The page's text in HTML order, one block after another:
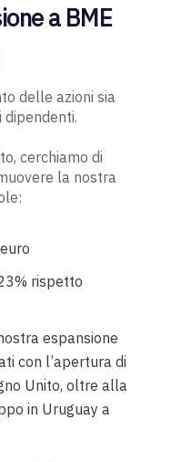
a BME
delle azioni sia
dipendenti.
cerchiamo di
la nostra
rispetto
espansione
con l’apertura di
Unito, oltre alla
in Uruguay a